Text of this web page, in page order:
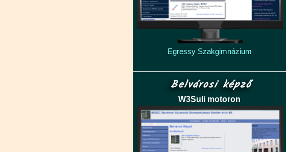
Egressy Szakgimnázium
Belvárosi képző
W3Suli motoron